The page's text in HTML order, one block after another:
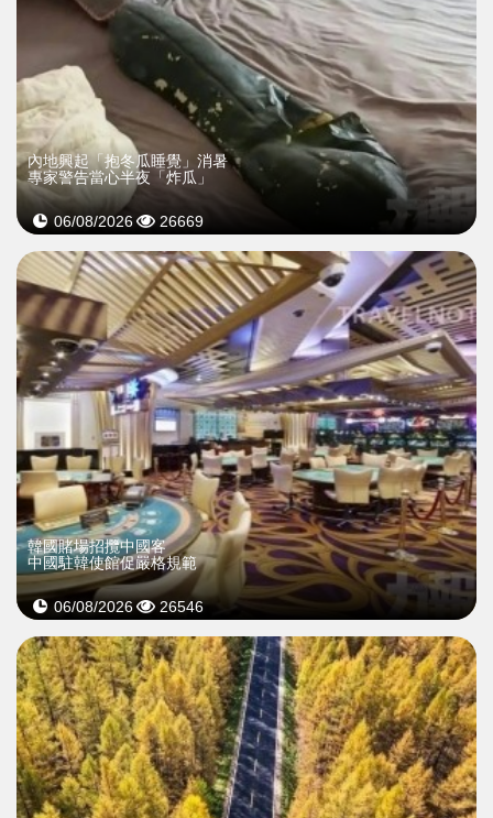
內地興起「抱冬瓜睡覺」消暑
專家警告當心半夜「炸瓜」
06/08/2026 26669
韓國賭場招攬中國客
中國駐韓使館促嚴格規範
06/08/2026 26546